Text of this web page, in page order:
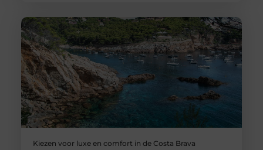
Kiezen voor luxe en comfort in de Costa Brava